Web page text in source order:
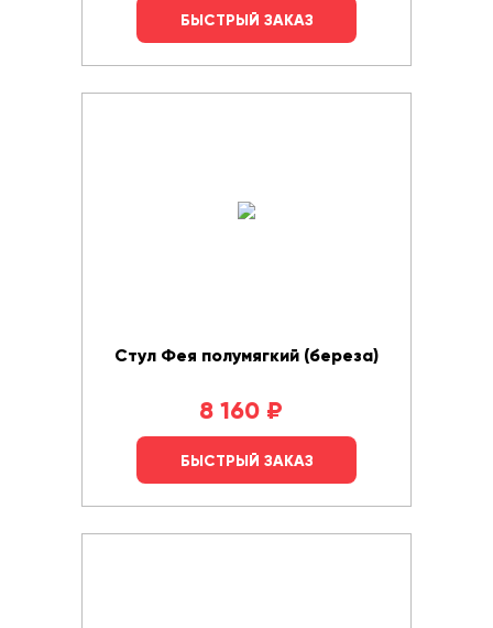
БЫСТРЫЙ ЗАКАЗ
Стул Фея полумягкий (береза)
8 160 ₽
БЫСТРЫЙ ЗАКАЗ